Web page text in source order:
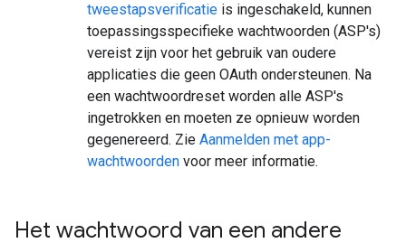
tweestapsverificatie is ingeschakeld, kunnen
toepassingsspecifieke wachtwoorden (ASP's)
vereist zijn voor het gebruik van oudere
applicaties die geen OAuth ondersteunen. Na
een wachtwoordreset worden alle ASP's
ingetrokken en moeten ze opnieuw worden
gegenereerd. Zie Aanmelden met app-
wachtwoorden voor meer informatie.
Het wachtwoord van een andere